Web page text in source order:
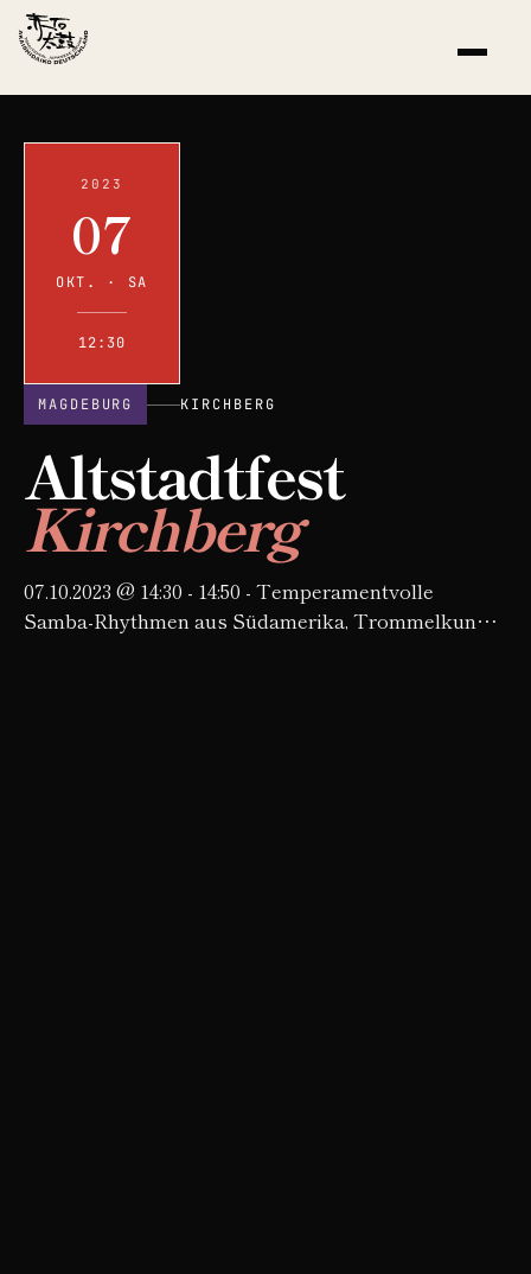
2023
07
OKT. · SA
12:30
MAGDEBURG KIRCHBERG
Altstadtfest
Kirchberg
07.10.2023 @ 14:30 - 14:50 - Temperamentvolle
Samba-Rhythmen aus Südamerika, Trommelkunst